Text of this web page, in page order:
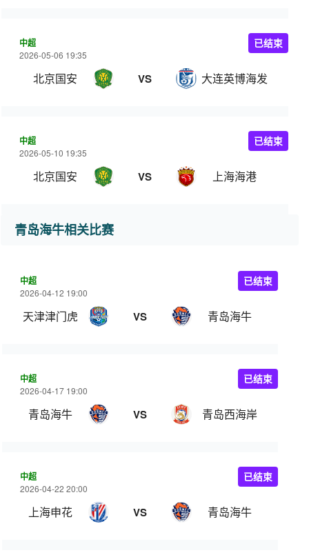
中超
2026-05-06 19:35
北京国安 VS 大连英博海发
已结束
中超
2026-05-10 19:35
北京国安 VS 上海海港
已结束
青岛海牛相关比赛
中超
2026-04-12 19:00
天津津门虎 VS 青岛海牛
已结束
中超
2026-04-17 19:00
青岛海牛 VS 青岛西海岸
已结束
中超
2026-04-22 20:00
上海申花 VS 青岛海牛
已结束